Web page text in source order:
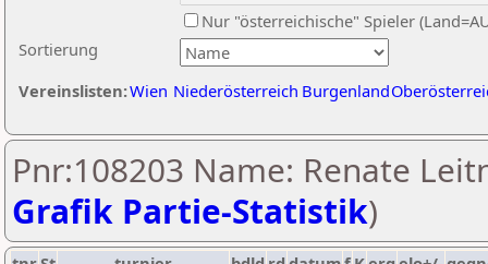
Sortierung
Nur "österreichische" Spieler
Vereinslisten:Wien Niederösterreich Burgenland
Pnr:108203 Name: Renate
Grafik Partie-Statistik)